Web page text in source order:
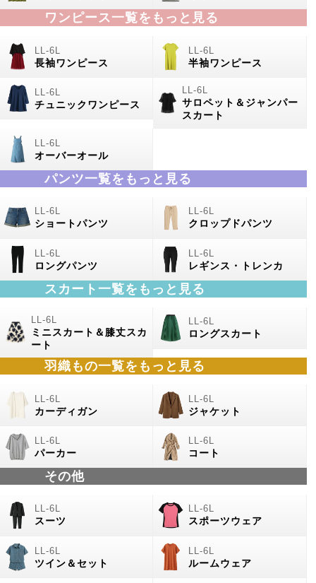
ワンピース一覧をもっと見る
長袖ワンピース 半袖ワンピース
チュニックワンピース
サロペット＆ジャンパー
スカート
オーバーオール
パンツ一覧をもっと見る
ショートパンツ クロップドパンツ
ロングパンツ レギンス・トレンカ
スカート一覧をもっと見る
ミニスカート＆膝丈スカ
ート
ロングスカート
羽織もの一覧をもっと見る
カーディガン ジャケット
パーカー コート
その他
スーツ スポーツウェア
ツイン＆セット ルームウェア